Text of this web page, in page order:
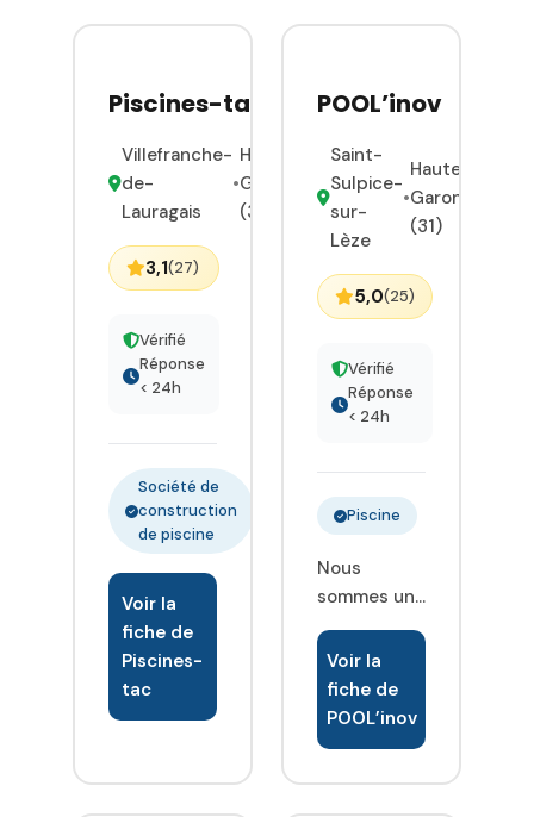
Piscines-tac
Villefranche-
de-
Lauragais
•
Haute-
Garonne
(31)
3,1(27)
Vérifié
Réponse
< 24h
Société de
construction
de piscine
Voir la
fiche de
Piscines-
tac
POOL’inov
Saint-
Sulpice-
sur-
Lèze
•
Haute-
Garonne
(31)
5,0(25)
Vérifié
Réponse
< 24h
Piscine
Nous
sommes une
entreprise
française
spécialisée
dans la
création de
Voir la
fiche de
POOL’inov